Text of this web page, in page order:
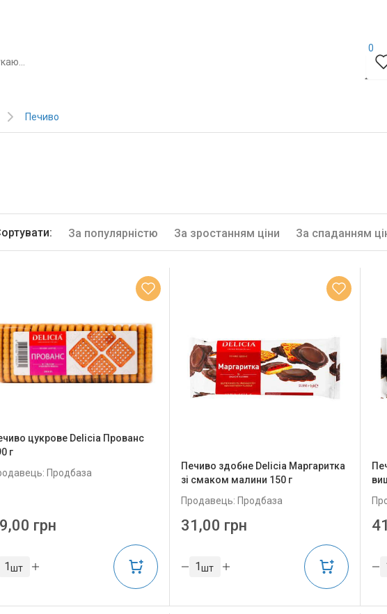
0
Печиво
За популярністю За зростанням ціни За спаданням
цукрове Delicia Прованс
г
Продбаза
грн
шт
Печиво здобне Delicia Маргаритка
зі смаком малини 150 г
Продавець: Продбаза
31,00 грн
шт